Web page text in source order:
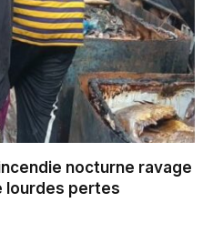
nocturne ravage
lourdes pertes